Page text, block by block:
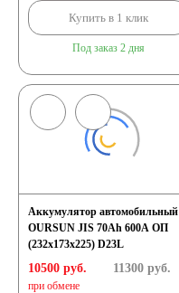
Купить в 1 клик
Под заказ 2 дня
Аккумулятор автомобильный
OURSUN JIS 70Ah 600A ОП
(232х173х225) D23L
10500 руб.
при обмене
11300руб.